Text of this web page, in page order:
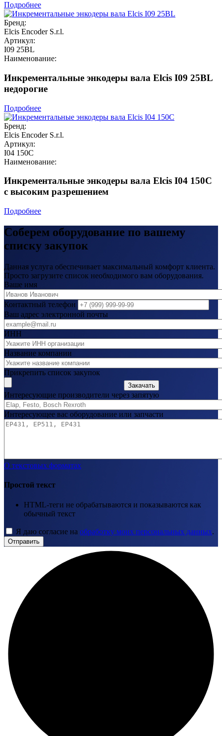
Подробнее
Бренд:
Elcis Encoder S.r.l.
Артикул:
I09 25BL
Наименование:
Инкрементальные энкодеры вала Elcis I09 25BL
недорогие
Подробнее
Бренд:
Elcis Encoder S.r.l.
Артикул:
I04 150С
Наименование:
Инкрементальные энкодеры вала Elcis I04 150С
с высоким разрешением
Подробнее
Соберем оборудование по вашему
списку закупок
Данная услуга обеспечивает максимальный комфорт клиента.
Просто загрузите список необходимого вам оборудования.
Ваше имя
Контактный телефон
Ваш адрес электронной почты
ИНН
Название компании
Прикрепить список закупок
Закачать
Интересующие производители через запятую
Интересующее вас оборудование или запчасти
О текстовых форматах
Простой текст
HTML-теги не обрабатываются и показываются как
обычный текст
Я даю согласие на обработку моих персональных данных.
Отправить